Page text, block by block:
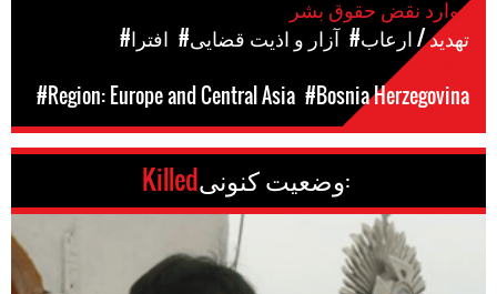
موارد نقض حقوق بشر
#افترا
#آزار و اذیت قضایی
#تهدید / ارعاب
#Region: Europe and Central Asia #Bosnia Herzegovina
وضعیت کنونی: Killed